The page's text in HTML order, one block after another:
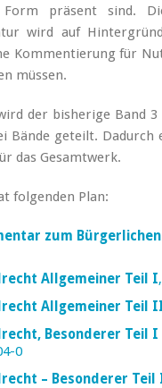
präsent sind.
wird auf
Kommentierung für
müssen.
der bisherige Band
Bände geteilt.
das Gesamtwerk.
folgenden Plan:
zum Bürgerlichen
Allgemeiner Teil I
Allgemeiner Teil II
Besonderer Teil I
0
– Besonderer Teil